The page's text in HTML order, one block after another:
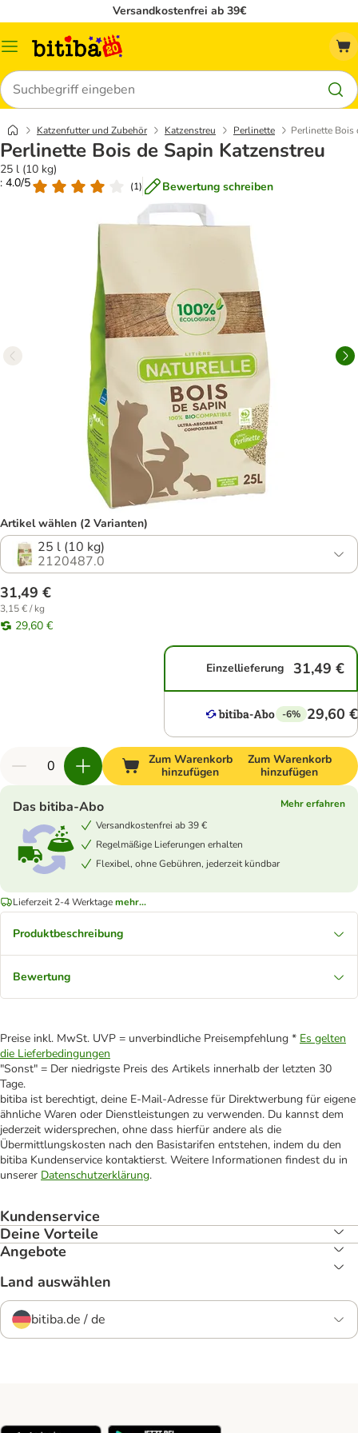
Versandkostenfrei ab 39€
Menü
Suchen
Katzenfutter und Zubehör Katzenstreu Perlinette Perlinette Bois
Perlinette Bois de Sapin Katzenstreu
25 l (10 kg)
: 4.0/5
(1) Bewertung schreiben
Artikel wählen (2 Varianten)
25 l (10 kg)
2120487.0
31,49 €
3,15 € / kg
29,60 €
Einzellieferung 31,49 €
-6% 29,60 €
Zum Warenkorb
hinzufügen
Zum Warenkorb
hinzufügen
Das bitiba-Abo
Mehr erfahren
Versandkostenfrei ab 39 €
Regelmäßige Lieferungen erhalten
Flexibel, ohne Gebühren, jederzeit kündbar
Lieferzeit 2-4 Werktagemehr...
Produktbeschreibung
Bewertung
Preise inkl. MwSt. UVP = unverbindliche Preisempfehlung * Es gelten
die Lieferbedingungen
"Sonst" = Der niedrigste Preis des Artikels innerhalb der letzten 30
Tage.
bitiba ist berechtigt, deine E-Mail-Adresse für Direktwerbung für eigene
ähnliche Waren oder Dienstleistungen zu verwenden. Du kannst dem
jederzeit widersprechen, ohne dass hierfür andere als die
Übermittlungskosten nach den Basistarifen entstehen, indem du den
bitiba Kundenservice kontaktierst. Weitere Informationen findest du in
unserer Datenschutzerklärung.
Kundenservice
Deine Vorteile
Angebote
Land auswählen
bitiba.de / de